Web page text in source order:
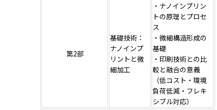
第2部
基礎技術：
ナノインプ
リントと微
細加工
・ナノインプリン
トの原理とプロセ
ス
・微細構造形成の
基礎
・印刷技術との比
較と融合の意義
（低コスト・環境
負荷低減・フレキ
シブル対応）